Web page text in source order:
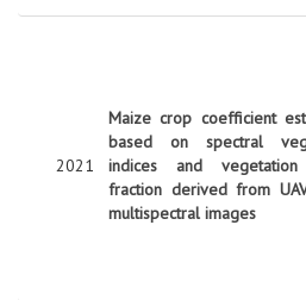
2021
Maize crop coefficient
based on spectral
indices and
fraction derived from
multispectral images